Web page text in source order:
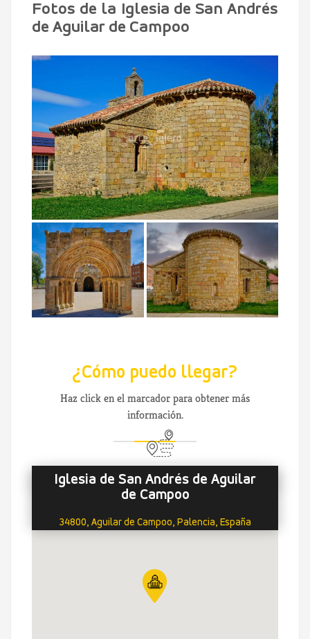
Fotos de la Iglesia de San Andrés
de Aguilar de Campoo
¿Cómo puedo llegar?
Haz click en el marcador para obtener más
información.
Iglesia de San Andrés de Aguilar
de Campoo
34800, Aguilar de Campoo, Palencia, España